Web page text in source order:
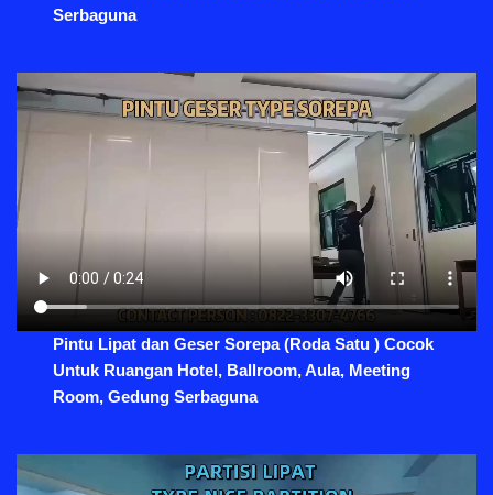
Serbaguna
Pintu Lipat dan Geser Sorepa (Roda Satu ) Cocok
Untuk Ruangan Hotel, Ballroom, Aula, Meeting
Room, Gedung Serbaguna